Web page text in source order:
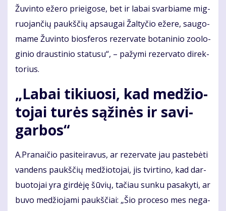
Žu­vin­to eže­ro pri­ei­go­se, bet ir la­bai svar­bia­me mig­
ruo­jan­čių paukš­čių ap­sau­gai Žal­ty­čio eže­re, sau­go­
ma­me Žu­vin­to bios­fe­ros re­zer­va­te bo­ta­ni­nio zo­o­lo­
gi­nio draus­ti­nio sta­tu­su“, – pa­žy­mi re­zer­va­to di­rek­
to­rius.
„La­bai ti­kiuo­si, kad me­džio­
to­jai tu­rės są­ži­nės ir sa­vi­
gar­bos“
A.Pra­nai­čio pa­si­tei­ra­vus, ar re­zer­va­te jau pa­ste­bė­ti
van­dens paukš­čių me­džio­to­jai, jis tvir­ti­no, kad dar­
buo­to­jai yra gir­dė­ję šū­vių, ta­čiau sun­ku pa­sa­ky­ti, ar
bu­vo me­džio­ja­mi paukš­čiai: „Šio pro­ce­so mes ne­ga­